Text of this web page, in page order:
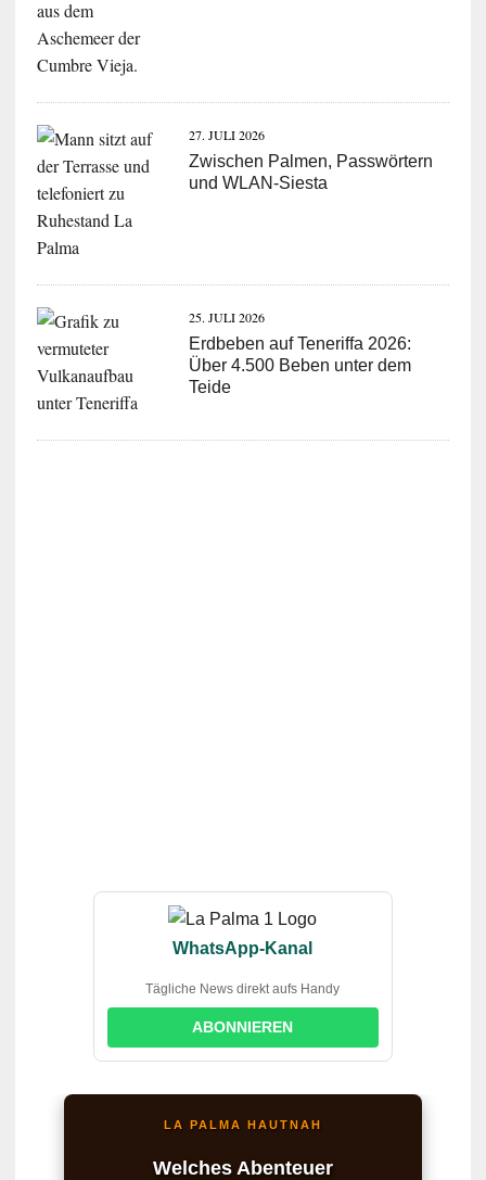
27. JULI 2026
Zwischen Palmen, Passwörtern
und WLAN-Siesta
25. JULI 2026
Erdbeben auf Teneriffa 2026:
Über 4.500 Beben unter dem
Teide
WhatsApp-Kanal
Tägliche News direkt aufs Handy
ABONNIEREN
LA PALMA HAUTNAH
Welches Abenteuer